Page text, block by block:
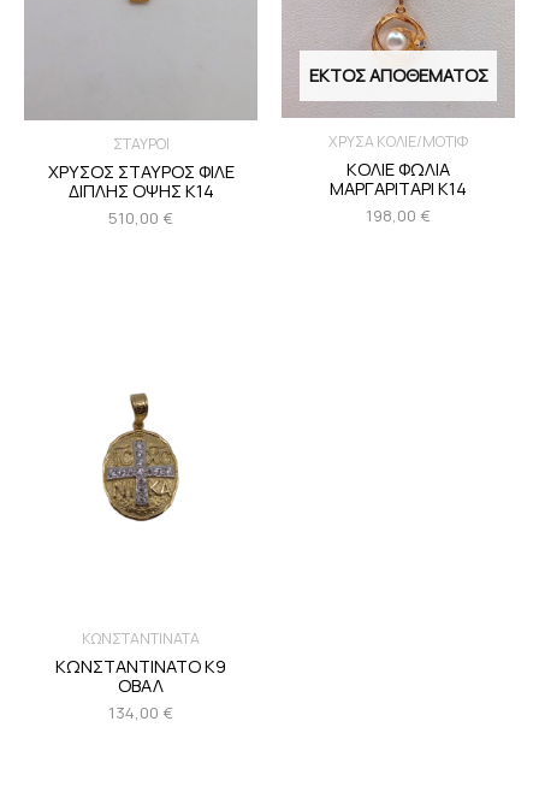
ΣΤΑΥΡΟΙ
ΧΡΥΣΟΣ ΣΤΑΥΡΟΣ ΦΙΛΕ
ΔΙΠΛΗΣ ΟΨΗΣ Κ14
510,00 €
ΕΚΤΌΣ ΑΠΟΘΈΜΑΤΟΣ
ΧΡΥΣΑ ΚΟΛΙΕ/ΜΟΤΙΦ
ΚΟΛΙΕ ΦΩΛΙΑ
ΜΑΡΓΑΡΙΤΑΡΙ Κ14
198,00 €
ΚΩΝΣΤΑΝΤΙΝΑΤΑ
ΚΩΝΣΤΑΝΤΙΝΑΤΟ Κ9
ΟΒΑΛ
134,00 €